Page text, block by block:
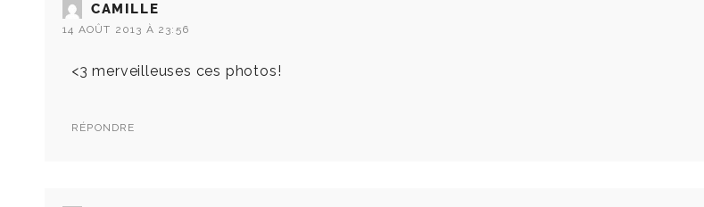
CAMILLE
14 AOÛT 2013 À 23:56
<3 merveilleuses ces photos!
RÉPONDRE